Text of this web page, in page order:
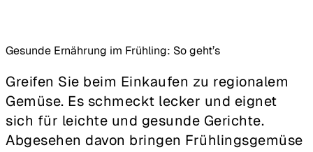
Gesunde Ernährung im Frühling: So geht’s
Greifen Sie beim Einkaufen zu regionalem
Gemüse. Es schmeckt lecker und eignet
sich für leichte und gesunde Gerichte.
Abgesehen davon bringen Frühlingsgemüse